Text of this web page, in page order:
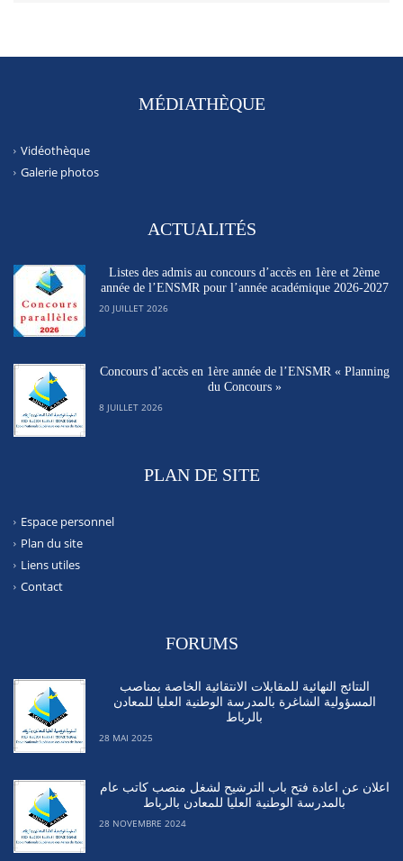
MÉDIATHÈQUE
Vidéothèque
Galerie photos
ACTUALITÉS
Listes des admis au concours d’accès en 1ère et 2ème
année de l’ENSMR pour l’année académique 2026-2027
20 JUILLET 2026
Concours d’accès en 1ère année de l’ENSMR « Planning
du Concours »
8 JUILLET 2026
PLAN DE SITE
Espace personnel
Plan du site
Liens utiles
Contact
FORUMS
النتائج النهائية للمقابلات الانتقائية الخاصة بمناصب
المسؤولية الشاغرة بالمدرسة الوطنية العليا للمعادن
بالرباط
28 MAI 2025
اعلان عن اعادة فتح باب الترشيح لشغل منصب كاتب عام
بالمدرسة الوطنية العليا للمعادن بالرباط
28 NOVEMBRE 2024